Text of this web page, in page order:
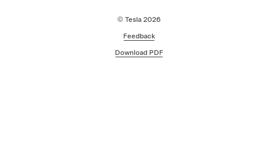
© Tesla 2026
Feedback
Download PDF